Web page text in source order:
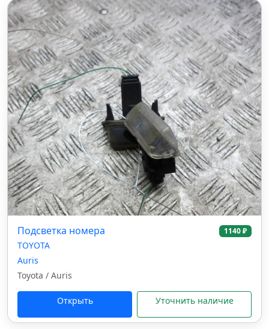
Подсветка номера 1140 ₽
TOYOTA
Auris
Toyota / Auris
Открыть Уточнить наличие